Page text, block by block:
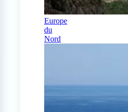
Europe
du
Nord